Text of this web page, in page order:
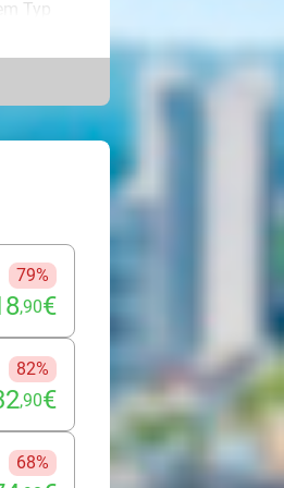
Typ
79%
,90€
82%
,90€
68%